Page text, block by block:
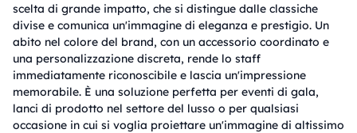
scelta di grande impatto, che si distingue dalle classiche
divise e comunica un'immagine di eleganza e prestigio. Un
abito nel colore del brand, con un accessorio coordinato e
una personalizzazione discreta, rende lo staff
immediatamente riconoscibile e lascia un'impressione
memorabile. È una soluzione perfetta per eventi di gala,
lanci di prodotto nel settore del lusso o per qualsiasi
occasione in cui si voglia proiettare un'immagine di altissimo